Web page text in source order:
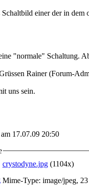
einer der in dem
"normale" Schaltung.
Rainer (Forum-
uns sein.
17.07.09 20:50
crystodyne.jpg (1104x)
Mime-Type: image/jpeg,